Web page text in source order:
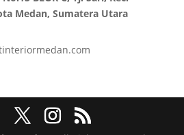
Medan, Sumatera Utara